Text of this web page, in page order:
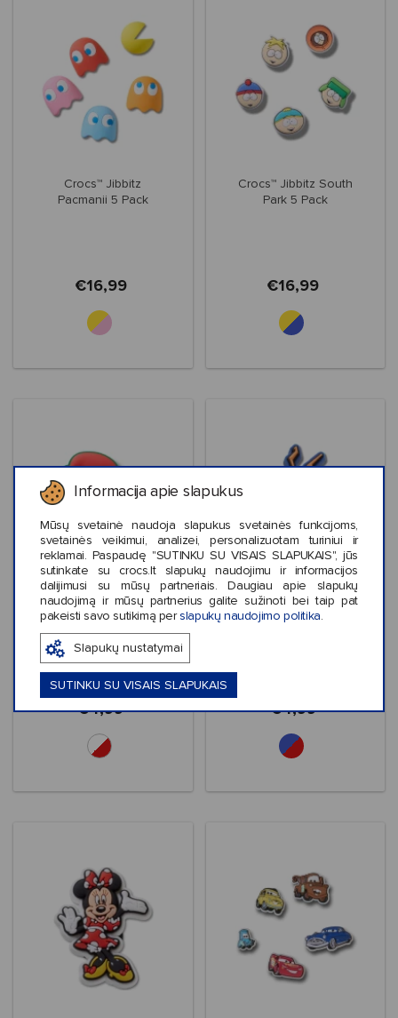
Informacija apie slapukus
Mūsų svetainė naudoja slapukus svetainės funkcijoms,
svetainės veikimui, analizei, personalizuotam turiniui ir
reklamai. Paspaudę "SUTINKU SU VISAIS SLAPUKAIS", jūs
sutinkate su crocs.lt slapukų naudojimu ir informacijos
dalijimusi su mūsų partneriais. Daugiau apie slapukų
naudojimą ir mūsų partnerius galite sužinoti bei taip pat
pakeisti savo sutikimą per slapukų naudojimo politika
Slapukų nustatymai
SUTINKU SU VISAIS SLAPUKAIS
Crocs™ Jibbitz
Pacmanii 5 Pack
€16,99
Crocs™ Jibbitz South
Park 5 Pack
€16,99
Crocs™ Jibbitz Grogu
Santa Hat
€4,99
Crocs™ Jibbitz
Spiderman 2
€4,99